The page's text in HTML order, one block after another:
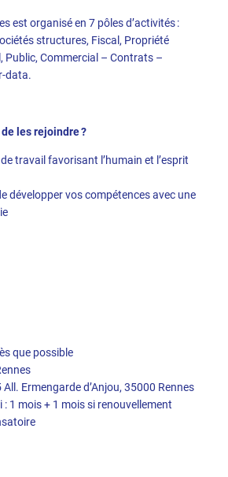
est organisé en 7 pôles d’activités :
structures, Fiscal, Propriété
Public, Commercial – Contrats –
data.
les rejoindre ?
travail favorisant l’humain et l’esprit
développer vos compétences avec une
que possible
Ermengarde d’Anjou, 35000 Rennes
: 1 mois + 1 mois si renouvellement